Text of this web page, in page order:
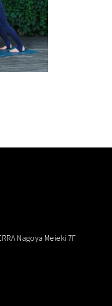
Nagoya Meieki 7F